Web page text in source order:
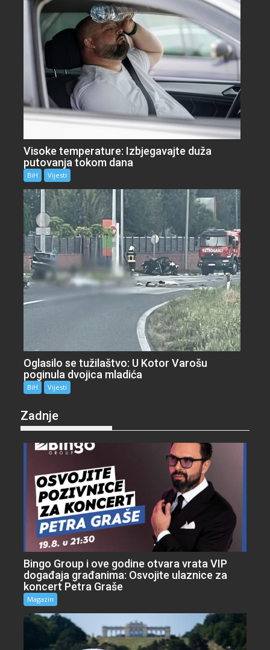
Visoke temperature: Izbjegavajte duža
putovanja tokom dana
BiH Vijesti
Oglasilo se tužilaštvo: U Kotor Varošu
poginula dvojica mladića
BiH Vijesti
Zadnje
Bingo Group i ove godine otvara vrata VIP
događaja građanima: Osvojite ulaznice za
koncert Petra Graše
Magazin